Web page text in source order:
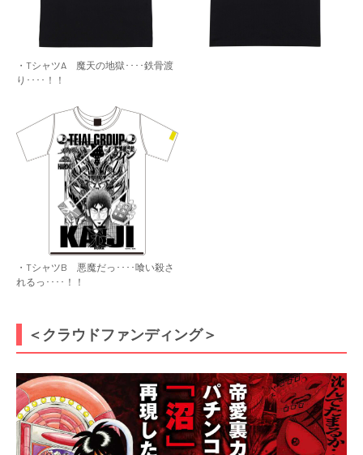
・TシャツA 魔天の地獄････鉄骨渡
り････！！
・TシャツB 悪魔だっ････喰い殺さ
れるっ････！！
＜クラウドファンディング＞